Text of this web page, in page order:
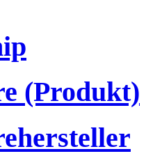
(Produkt)